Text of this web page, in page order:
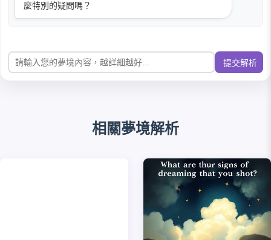
麼特別的疑問嗎？
提交解析
相關夢境解析